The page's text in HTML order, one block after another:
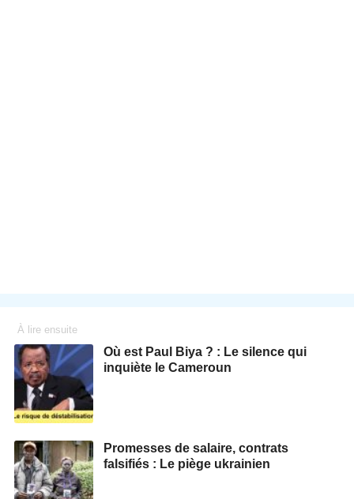
À lire ensuite
Où est Paul Biya ? : Le silence qui
inquiète le Cameroun
Promesses de salaire, contrats
falsifiés : Le piège ukrainien